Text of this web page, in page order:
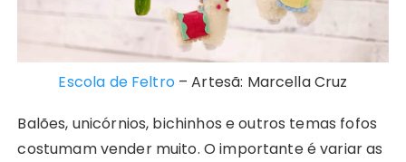
Escola de Feltro– Artesã: Marcella Cruz
Balões, unicórnios, bichinhos e outros temas fofos
costumam vender muito. O importante é variar as